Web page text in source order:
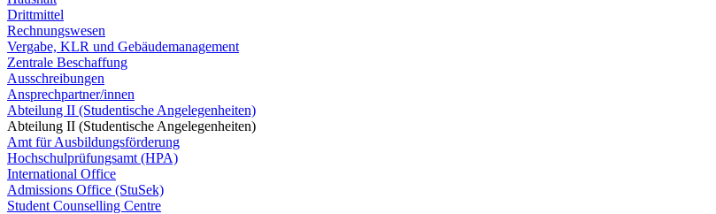
Drittmittel
Rechnungswesen
Vergabe, KLR und Gebäudemanagement
Zentrale Beschaffung
Ausschreibungen
Ansprechpartner/innen
Abteilung II (Studentische Angelegenheiten)
Abteilung II (Studentische Angelegenheiten)
Amt für Ausbildungsförderung
Hochschulprüfungsamt (HPA)
International Office
Admissions Office (StuSek)
Student Counselling Centre